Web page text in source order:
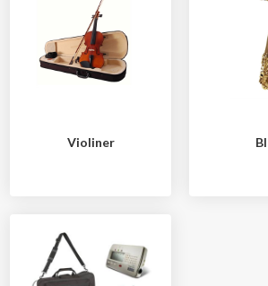
Violiner